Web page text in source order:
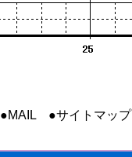
●MAIL ●サイトマップ